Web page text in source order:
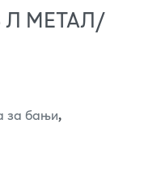
Л МЕТАЛ/
за бањи,